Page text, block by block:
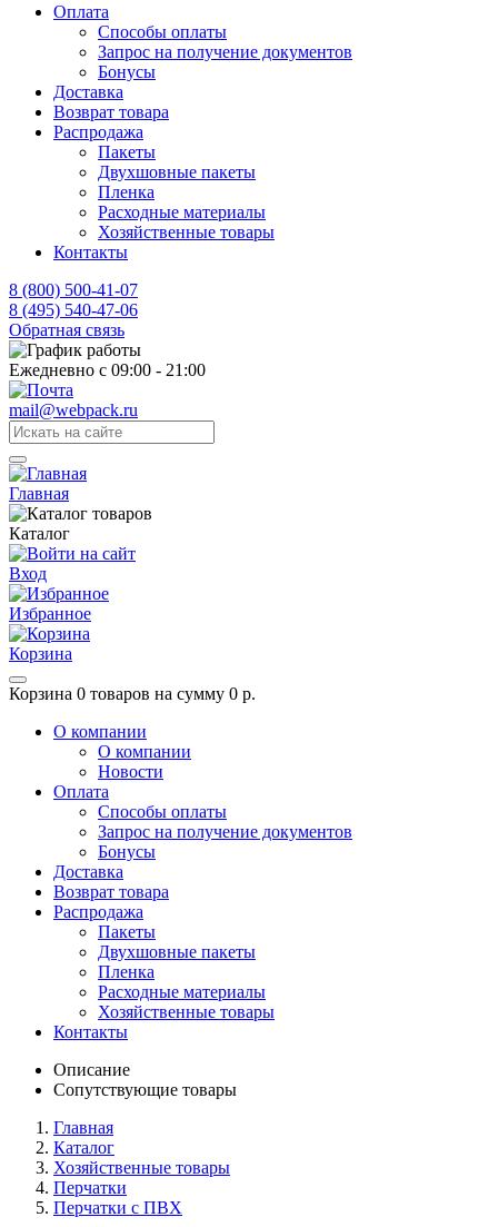
Оплата
Способы оплаты
Запрос на получение документов
Бонусы
Доставка
Возврат товара
Распродажа
Пакеты
Двухшовные пакеты
Пленка
Расходные материалы
Хозяйственные товары
Контакты
8 (800) 500-41-07
8 (495) 540-47-06
Обратная связь
Ежедневно с 09:00 - 21:00
mail@webpack.ru
Главная
Каталог
Вход
Избранное
Корзина
Корзина 0 товаров на сумму 0 р.
О компании
О компании
Новости
Оплата
Способы оплаты
Запрос на получение документов
Бонусы
Доставка
Возврат товара
Распродажа
Пакеты
Двухшовные пакеты
Пленка
Расходные материалы
Хозяйственные товары
Контакты
Описание
Сопутствующие товары
Главная
Каталог
Хозяйственные товары
Перчатки
Перчатки с ПВХ